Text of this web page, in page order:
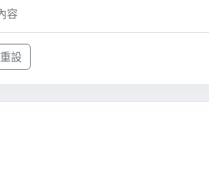
重設